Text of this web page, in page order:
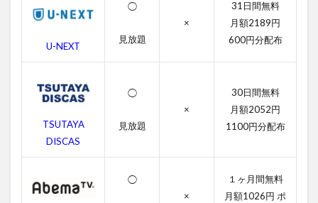
信
一
覧
2
ク
U-NEXT
◯
見放題
×
31日間無料
月額2189円
600円分配布
TSUTAYA
DISCAS
◯
見放題
×
30日間無料
月額2052円
1100円分配布
◯
×
１ヶ月間無料
月額1026円 ポ